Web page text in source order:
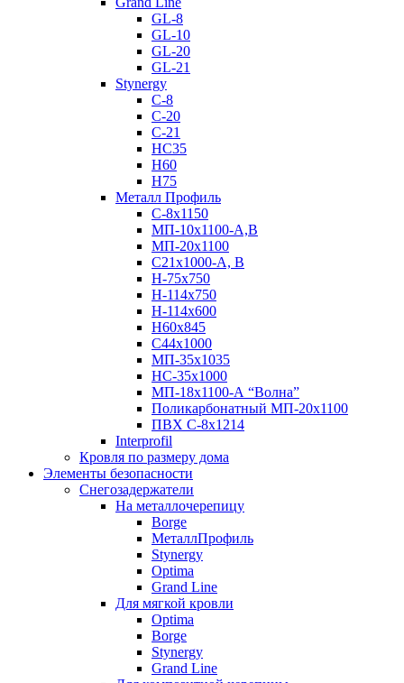
GL-8
GL-10
GL-20
GL-21
Stynergy
C-8
C-20
C-21
НС35
Н60
H75
Металл Профиль
С-8х1150
МП-10x1100-А,В
МП-20х1100
С21х1000-А, В
H-75х750
Н-114х750
Н-114х600
Н60х845
С44х1000
МП-35х1035
НС-35х1000
МП-18х1100-А “Волна”
Поликарбонатный МП-20х1100
ПВХ С-8х1214
Interprofil
Кровля по размеру дома
Элементы безопасности
Снегозадержатели
На металлочерепицу
Borge
МеталлПрофиль
Stynergy
Optima
Grand Line
Для мягкой кровли
Optima
Borge
Stynergy
Grand Line